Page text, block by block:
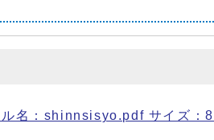
名：shinnsisyo.pdf サイズ：